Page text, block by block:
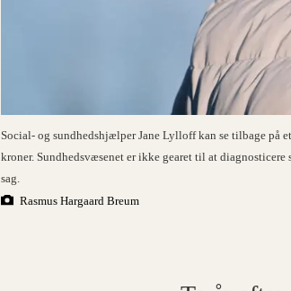
Social- og sundhedshjælper Jane Lylloff kan se tilbage på
kroner. Sundhedsvæsenet er ikke gearet til at
sag.
Rasmus Hargaard Breum